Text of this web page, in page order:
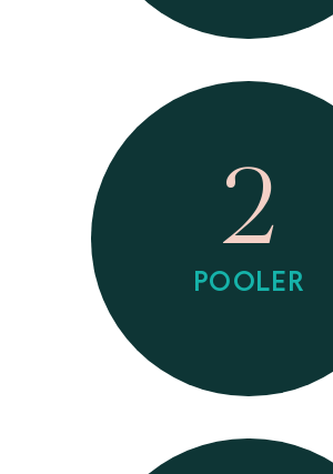
2
POOLER